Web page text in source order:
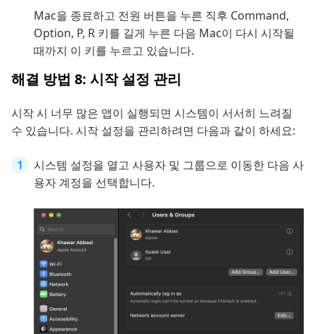
Mac을 종료하고 전원 버튼을 누른 직후 Command,
Option, P, R 키를 길게 누른 다음 Mac이 다시 시작될
때까지 이 키를 누르고 있습니다.
해결 방법 8: 시작 설정 관리
시작 시 너무 많은 앱이 실행되면 시스템이 서서히 느려질
수 있습니다. 시작 설정을 관리하려면 다음과 같이 하세요:
시스템 설정을 열고 사용자 및 그룹으로 이동한 다음 사
용자 계정을 선택합니다.